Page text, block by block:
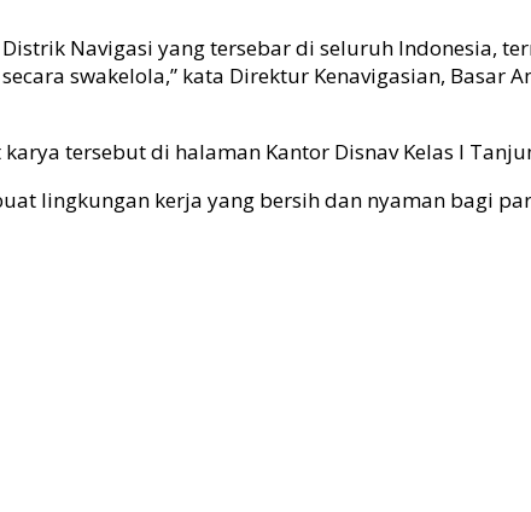
Navigasi yang tersebar di seluruh Indonesia,
swakelola,” kata Direktur Kenavigasian, Basar
tersebut di halaman Kantor Disnav Kelas I
lingkungan kerja yang bersih dan nyaman bagi